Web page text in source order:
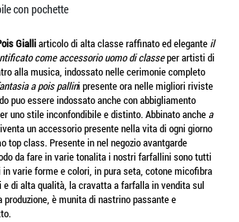
con pochette
Gialliarticolo di alta classe raffinato ed elegante il
come accessorio uomo di classeper artisti di
alla musica, indossato nelle cerimonie completo
a pois pallini presente ora nelle migliori riviste
puo essere indossato anche con abbigliamento
uno stile inconfondibile e distinto. Abbinato anche a
un accessorio presente nella vita di ogni giorno
top class. Presente in nel negozio avantgarde
da fare in varie tonalita i nostri farfallini sono tutti
varie forme e colori, in pura seta, cotone micofibra
di alta qualità, la cravatta a farfalla in vendita sul
è munita di nastrino passante e